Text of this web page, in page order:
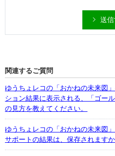
送
関連するご質問
ゆうちょレコの「おかねの未来図
ション結果に表示される、「ゴー
の見方を教えてください。
ゆうちょレコの「おかねの未来図
サポートの結果は、保存されますか